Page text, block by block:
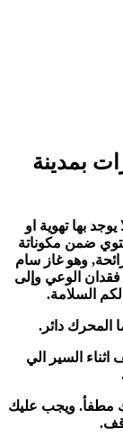
بمدينة
بها تهوية او
ضمن مكوناتة
وهو غاز سام
الوعي وإلى
السلامة.
المحرك دائر.
اثناء السير الي
مطفأ. ويجب عليك